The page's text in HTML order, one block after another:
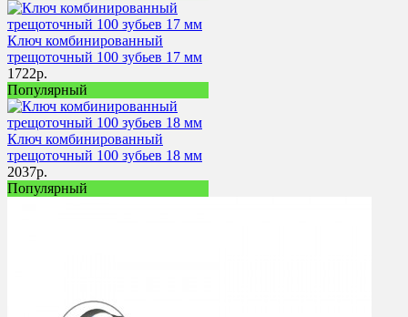
Ключ комбинированный
трещоточный 100 зубьев 17 мм
1722р.
Популярный
Ключ комбинированный
трещоточный 100 зубьев 18 мм
2037р.
Популярный